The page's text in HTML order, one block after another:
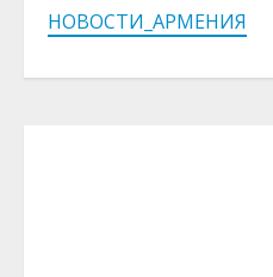
НОВОСТИ_АРМЕНИЯ